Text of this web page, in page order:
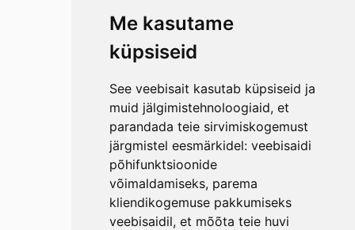
Me kasutame
küpsiseid
See veebisait kasutab küpsiseid ja
muid jälgimistehnoloogiaid, et
parandada teie sirvimiskogemust
järgmistel eesmärkidel: veebisaidi
põhifunktsioonide
võimaldamiseks, parema
kliendikogemuse pakkumiseks
veebisaidil, et mõõta teie huvi